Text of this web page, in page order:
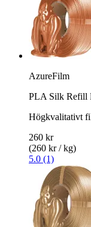
AzureFilm
PLA Silk Refill
Högkvalitativt
260 kr
(260 kr / kg)
5.0 (1)